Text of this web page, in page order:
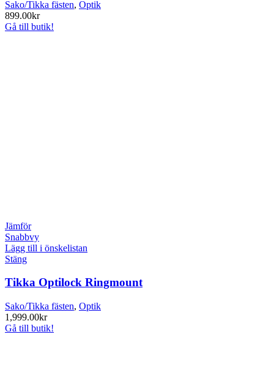
Sako/Tikka fästen, Optik
899.00kr
Gå till butik!
Jämför
Snabbvy
Lägg till i önskelistan
Stäng
Tikka Optilock Ringmount
Sako/Tikka fästen, Optik
1,999.00kr
Gå till butik!